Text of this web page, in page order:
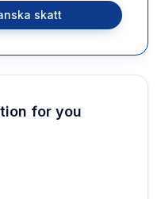
skatt
for you